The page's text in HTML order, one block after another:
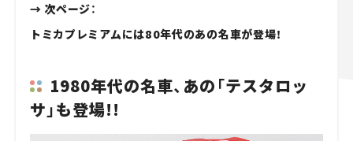
→ 次ページ：
トミカプレミアムには80年代のあの名車が登場！
1980年代の名車、あの「テスタロッ
サ」も登場!!